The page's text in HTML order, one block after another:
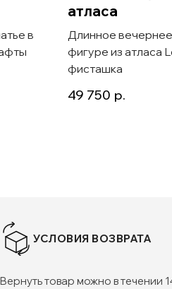
в
атласа
Длинное
фигуре из атласа
фисташка
49 750 р.
УСЛОВИЯ ВОЗВРАТА
Вернуть товар можно в течении